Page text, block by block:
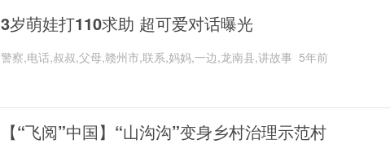
3岁萌娃打110求助 超可爱对话曝光
警察,电话,叔叔,父母,赣州市,联系,妈妈,一边,龙南县,讲故事 5年前
【“飞阅”中国】“山沟沟”变身乡村治理示范村